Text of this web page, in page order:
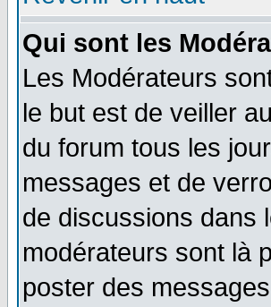
Qui sont les
Les Modérateurs
le but est de veiller
du forum tous les
messages et de
de discussions dans
modérateurs sont là
poster des